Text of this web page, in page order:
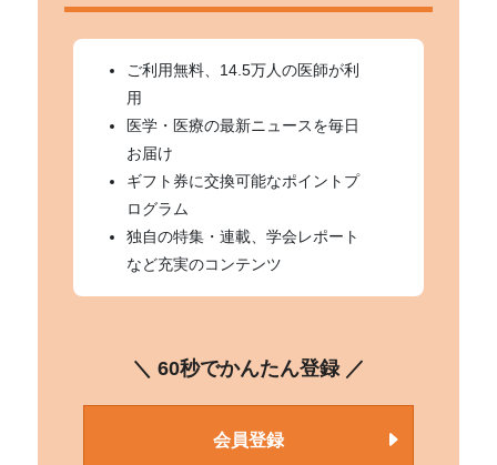
ご利用無料、14.5万人の医師が利
用
医学・医療の最新ニュースを毎日
お届け
ギフト券に交換可能なポイントプ
ログラム
独自の特集・連載、学会レポート
など充実のコンテンツ
＼ 60秒でかんたん登録 ／
会員登録